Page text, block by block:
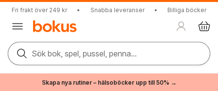
Fri frakt över 249 kr • Snabba leveranser • Billiga böcker
Sök bok, spel, pussel, penna...
Skapa nya rutiner – hälsoböcker upp till 50% →